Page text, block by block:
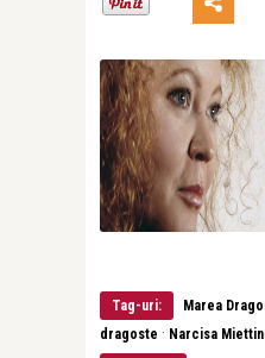
Tag-uri: Marea
dragoste · Narcisa